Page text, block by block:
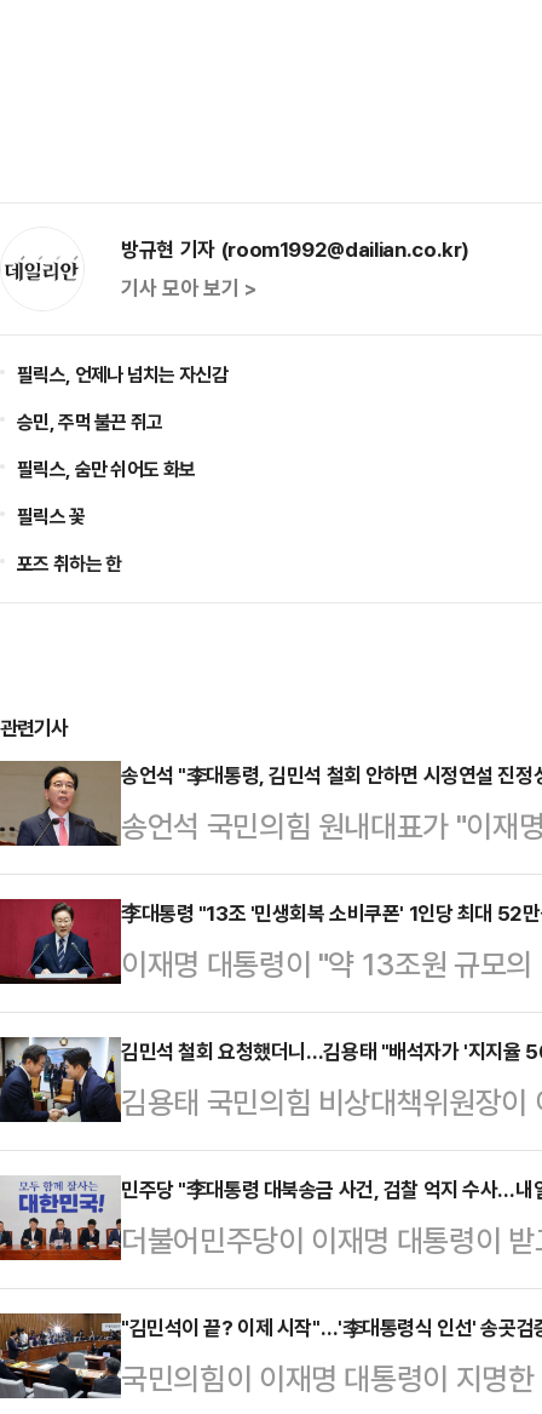
방규현 기자 (room1992@dailian.co.kr)
기사 모아 보기 >
필릭스, 언제나 넘치는 자신감
승민, 주먹 불끈 쥐고
필릭스, 숨만 쉬어도 화보
필릭스 꽃
포즈 취하는 한
관련기사
송언석 "李대통령, 김민석 철회 안하면 시정연설 진정
송언석 국민의힘 원내대표가 "이재
겠지만 김 후보자를 철회하지 않으
했다.송언석 원내대표는 26일 오전
연설 직전 의원총회를 열고 이같이
후보자의 지명철회가 최고의 경제
다"고 전했다.그는 전날 자정 종료
자와 민주당은 증인도 참고인도 자
었다"며 "하지만 인사청문특별위원
李대통령 "13조 '민생회복 소비쿠폰' 1인당 최대 52
이재명 대통령이 "약 13조원 규모
을 보강하고, 내수시장 활성화를
일 국회에서 한 추가경정예산안 시
지급하되, 취약계층과 인구소멸지
다"면서 이같이 말했다.이 대통령
까지 지원하게 된다"며 "지역경제
6000억원 국비를 추가 투입해 할
확대했다"고 밝혔다.이 …
김민석 철회 요청했더니…김용태 "배석자가 '지지율
김용태 국민의힘 비상대책위원장
보자 지명 철회를 요청했지만, 배석
50%가 넘는다는 말을 들었다고
회에서 기자들을 만나 국회의장 접
(추경)안 시정연설 사전환담에서 "
"지방을 돌아보니 경제가 매우 어
기업과 3만5000여명 직원들이 있
민주당 "李대통령 대북송금 사건, 검찰 억지 수사…내
더불어민주당이 이재명 대통령이
의 강압 수사가 있었다고 주장하며
범하겠다고 밝혔다.김현정 민주당
비공개 회의 후 기자들과 만나 "검
"김민석이 끝? 이제 시작"…'李대통령식 인선' 송곳검
국민의힘이 이재명 대통령이 지명